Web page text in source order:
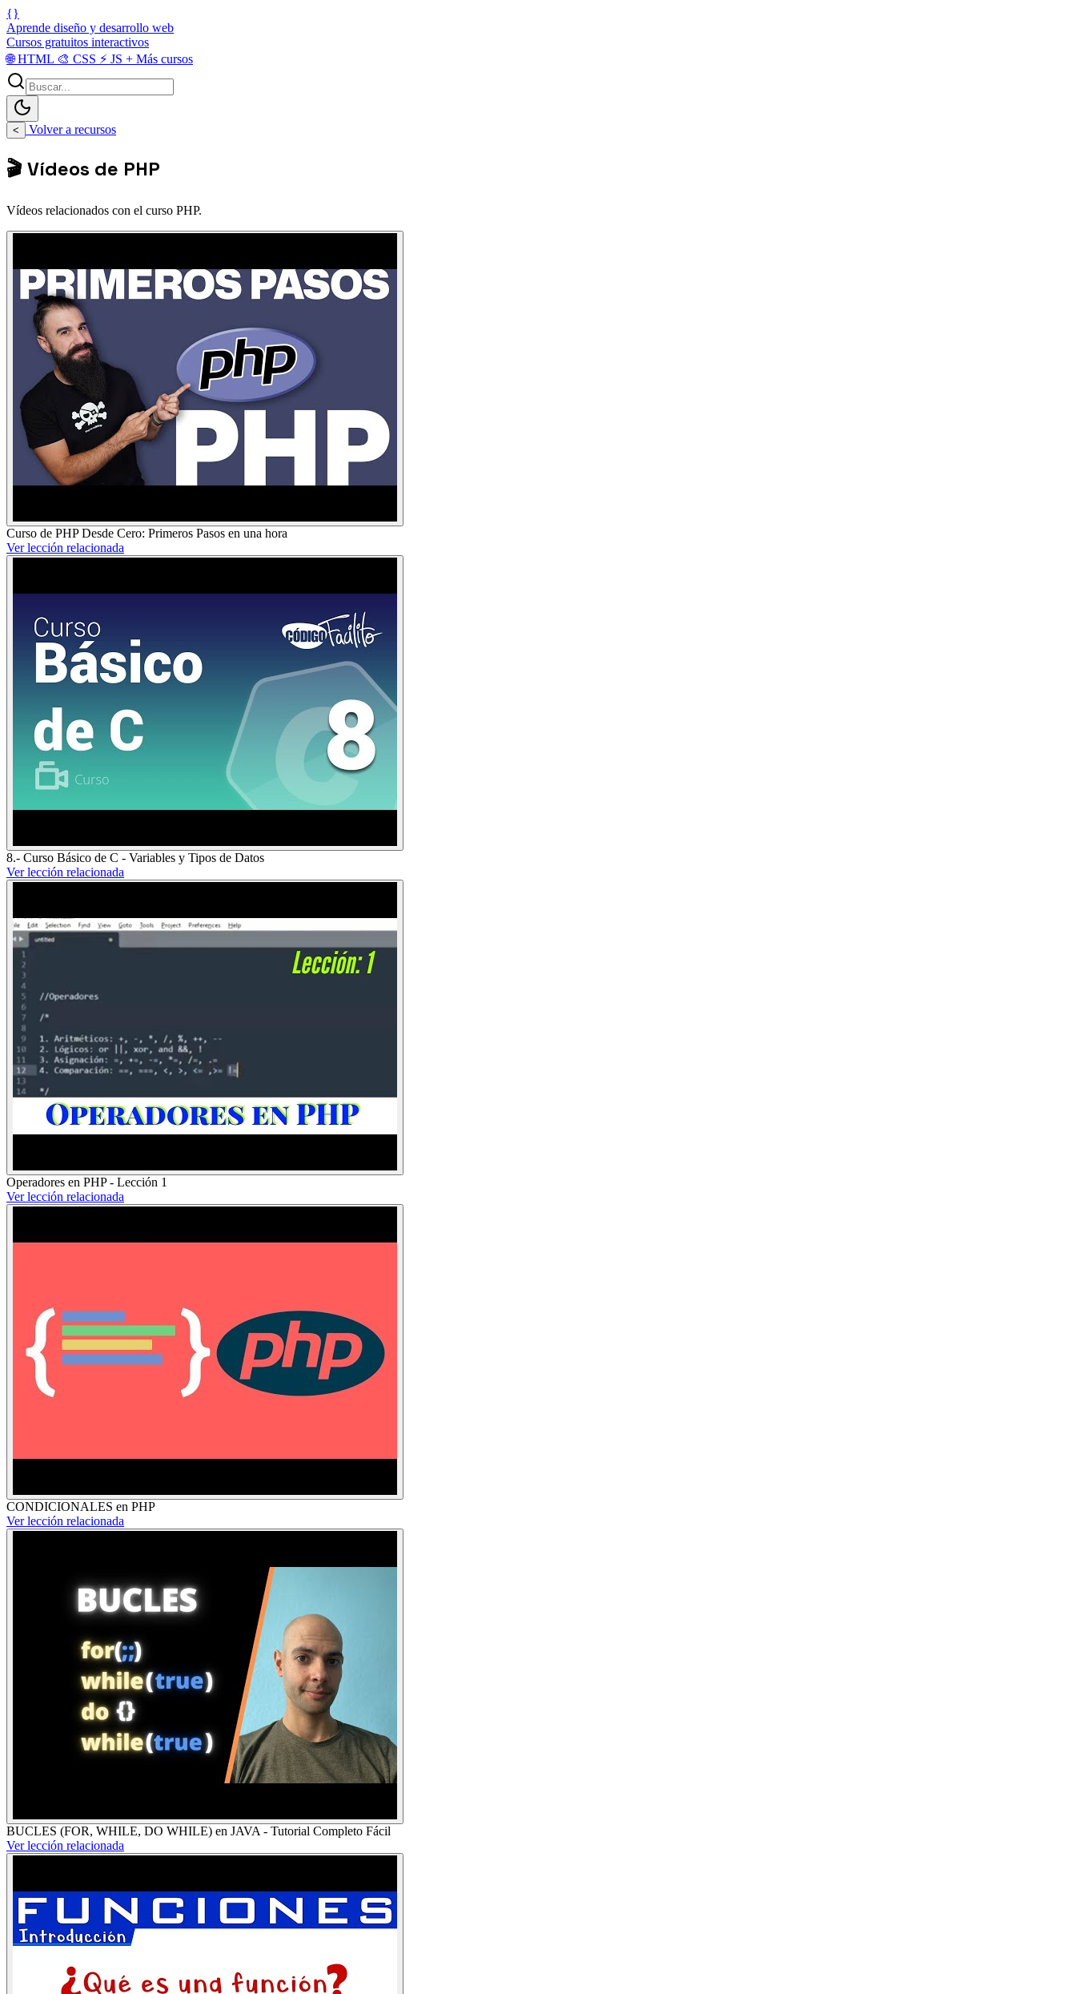
{}
Aprende diseño y desarrollo web
Cursos gratuitos interactivos
🌐HTML 🎨 CSS ⚡ JS + Más cursos
< Volver a recursos
🎬 Vídeos de PHP
Vídeos relacionados con el curso PHP.
Curso de PHP Desde Cero: Primeros Pasos en una hora
Ver lección relacionada
8.- Curso Básico de C - Variables y Tipos de Datos
Ver lección relacionada
Operadores en PHP - Lección 1
Ver lección relacionada
CONDICIONALES en PHP
Ver lección relacionada
BUCLES (FOR, WHILE, DO WHILE) en JAVA - Tutorial Completo Fácil
Ver lección relacionada